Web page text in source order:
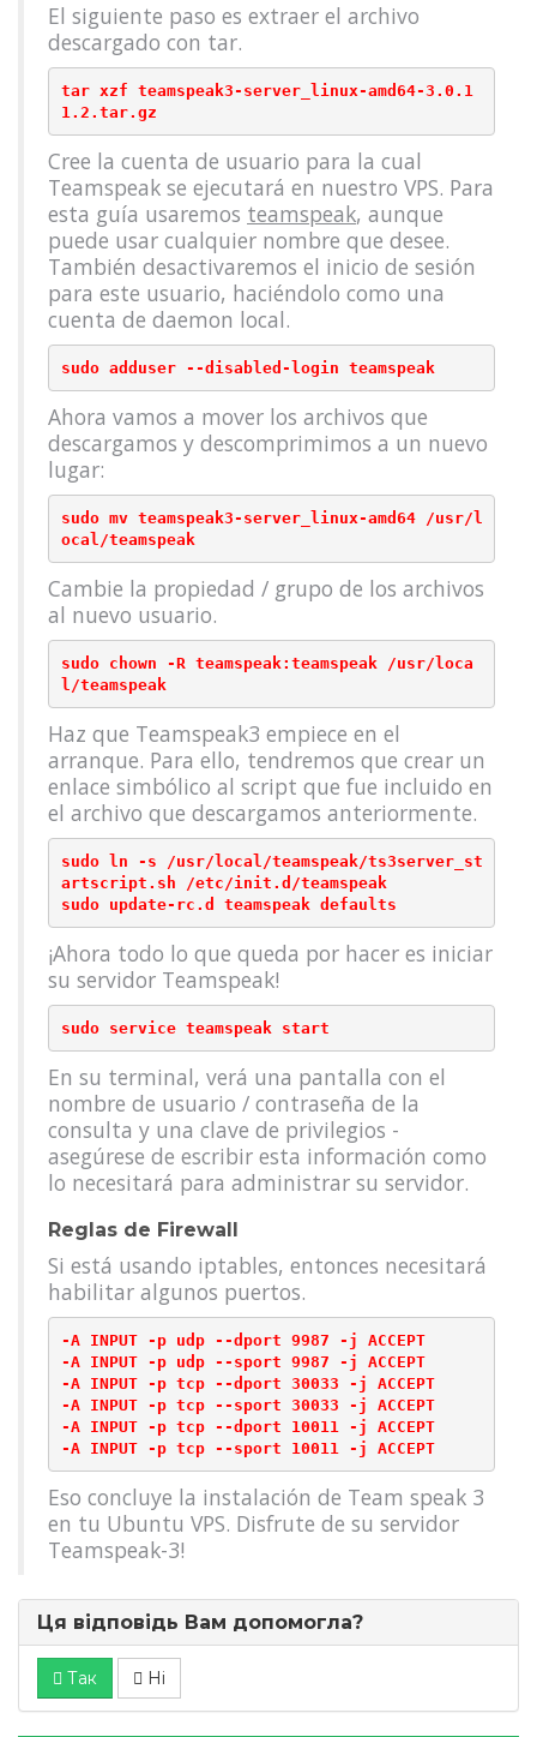
El siguiente paso es extraer el archivo
descargado con tar.
tar xzf teamspeak3-server_linux-amd64-3.0.1
Cree la cuenta de usuario para la cual
Teamspeak se ejecutará en nuestro VPS. Para
esta guía usaremos teamspeak, aunque
puede usar cualquier nombre que desee.
También desactivaremos el inicio de sesión
para este usuario, haciéndolo como una
cuenta de daemon local.
sudo adduser --disabled-login teamspeak
Ahora vamos a mover los archivos que
descargamos y descomprimimos a un nuevo
lugar:
sudo mv teamspeak3-server_linux-amd64 /usr/l
ocal/teamspeak
Cambie la propiedad / grupo de los archivos
al nuevo usuario.
sudo chown -R teamspeak:teamspeak /usr/loca
l/teamspeak
Haz que Teamspeak3 empiece en el
arranque. Para ello, tendremos que crear un
enlace simbólico al script que fue incluido en
el archivo que descargamos anteriormente.
sudo ln -s /usr/local/teamspeak/ts3server_st
artscript.sh /etc/init.d/teamspeak
¡Ahora todo lo que queda por hacer es iniciar
su servidor Teamspeak!
En su terminal, verá una pantalla con el
nombre de usuario / contraseña de la
consulta y una clave de privilegios -
asegúrese de escribir esta información como
lo necesitará para administrar su servidor.
Reglas de Firewall
Si está usando iptables, entonces necesitará
habilitar algunos puertos.
-A INPUT -p udp --dport 9987 -j ACCEPT
-A INPUT -p udp --sport 9987 -j ACCEPT
-A INPUT -p tcp --dport 30033 -j ACCEPT
-A INPUT -p tcp --sport 30033 -j ACCEPT
-A INPUT -p tcp --dport 10011 -j ACCEPT
-A INPUT -p tcp --sport 10011 -j ACCEPT
Eso concluye la instalación de Team speak 3
en tu Ubuntu VPS. Disfrute de su servidor
Teamspeak-3!
Ця відповідь Вам допомогла?
Так Ні